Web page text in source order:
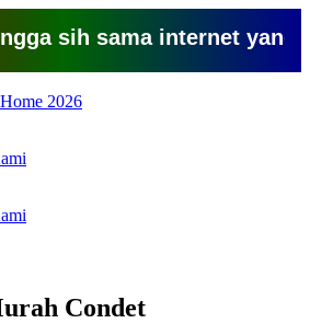
sih sama internet yang
Condet